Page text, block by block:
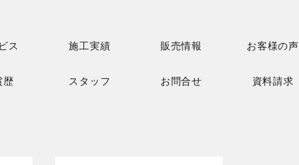
ス 施工実績 販売情報 お客様の声
歴 スタッフ お問合せ 資料請求